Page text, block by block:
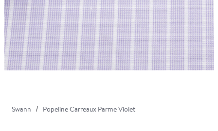
Swann Popeline Carreaux Parme Violet